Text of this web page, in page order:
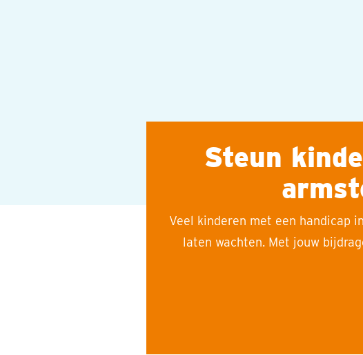
Steun
Veel kinderen met een handicap
laten wachten. Met jouw